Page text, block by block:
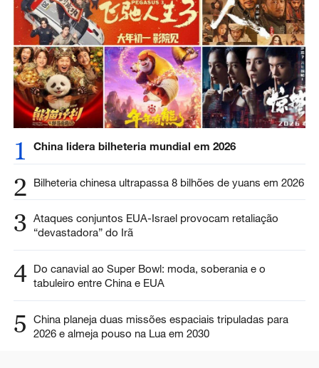
1 China lidera bilheteria mundial em 2026
2 Bilheteria chinesa ultrapassa 8 bilhões de yuans em 2026
3 Ataques conjuntos EUA-Israel provocam retaliação
“devastadora” do Irã
4 Do canavial ao Super Bowl: moda, soberania e o
tabuleiro entre China e EUA
5
China planeja duas missões espaciais tripuladas para
2026 e almeja pouso na Lua em 2030